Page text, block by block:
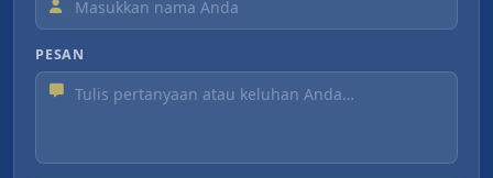
PESAN